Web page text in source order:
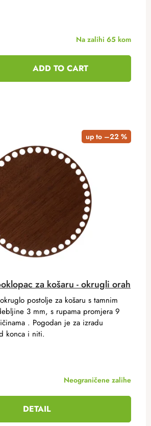
Na zalihi 65 kom
ADD TO CART
up to –22 %
za košaru - okrugli orah
Neograničene zalihe
DETAIL
postolje za košaru s tamnim
3 mm, s rupama promjera 9
. Pogodan je za izradu
konca i niti.